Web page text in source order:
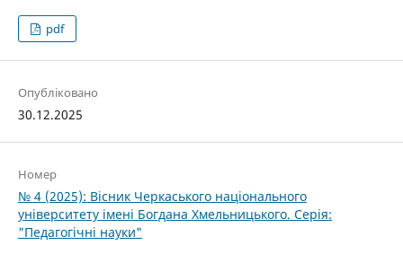
pdf
Опубліковано
30.12.2025
Номер
№ 4 (2025): Вісник Черкаського національного
університету імені Богдана Хмельницького. Серія:
"Педагогічні науки"